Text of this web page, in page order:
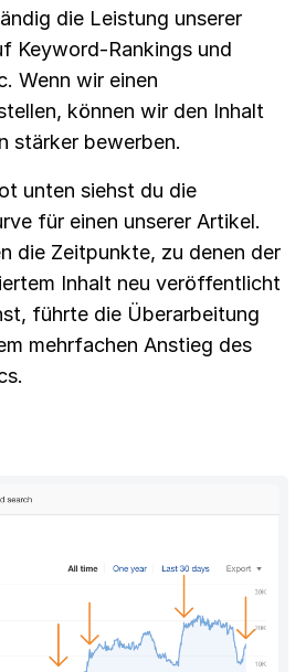
die Leistung unserer
Keyword-Rankings und
Wenn wir einen
können wir den Inhalt
stärker bewerben.
unten siehst du die
für einen unserer Artikel.
die Zeitpunkte, zu denen der
Inhalt neu veröffentlicht
führte die Überarbeitung
mehrfachen Anstieg des